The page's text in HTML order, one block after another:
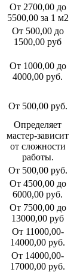
От 2700,00 до
5500,00 за 1 м2
От 500,00 до
1500,00 руб
От 1000,00 до
4000,00 руб.
От 500,00 руб.
Определяет
мастер-зависит
от сложности
работы.
От 500,00 руб.
От 4500,00 до
6000,00 руб.
От 7500,00 до
13000,00 руб
От 11000,00-
14000,00 руб.
От 14000,00-
17000,00 руб.